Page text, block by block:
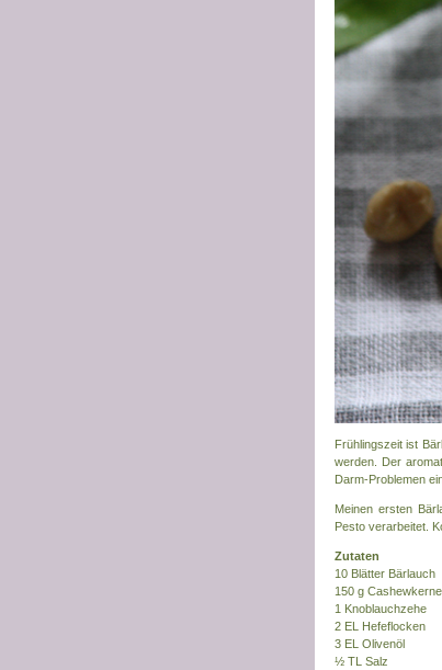
Frühlingszeit ist
werden. Der
Darm-Problemen
Meinen ersten
Pesto verarbeitet.
Zutaten
10 Blätter Bärlauch
150 g Cashewkerne
1 Knoblauchzehe
2 EL Hefeflocken
3 EL Olivenöl
½ TL Salz